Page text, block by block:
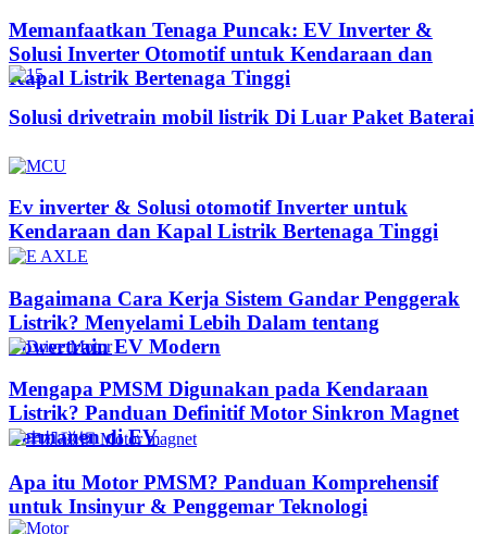
Memanfaatkan Tenaga Puncak: EV Inverter &
Solusi Inverter Otomotif untuk Kendaraan dan
Kapal Listrik Bertenaga Tinggi​
Solusi drivetrain mobil listrik Di Luar Paket Baterai
Ev inverter & Solusi otomotif Inverter untuk
Kendaraan dan Kapal Listrik Bertenaga Tinggi
Bagaimana Cara Kerja Sistem Gandar Penggerak
Listrik? Menyelami Lebih Dalam tentang
Powertrain EV Modern
Mengapa PMSM Digunakan pada Kendaraan
Listrik? Panduan Definitif Motor Sinkron Magnet
Permanen di EV
Apa itu Motor PMSM? Panduan Komprehensif
untuk Insinyur & Penggemar Teknologi